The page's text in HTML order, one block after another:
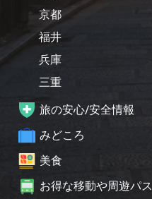
京都
福井
兵庫
三重
旅の安心/安全情報
みどころ
美食
お得な移動や周遊パス